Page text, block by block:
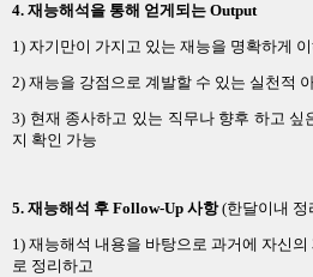
4. 재능해석을 통해 얻게되는 Output
1) 자기만이 가지고 있는 재능을 명확하게
2) 재능을 강점으로 계발할 수 있는 실천적
3) 현재 종사하고 있는 직무나 향후 하고 싶
지 확인 가능
5. 재능해석 후 Follow-Up 사항(한달이내 정
1) 재능해석 내용을 바탕으로 과거에 자신의
로 정리하고